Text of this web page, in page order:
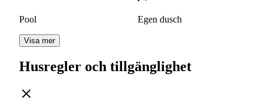
Pool Egen dusch
Visa mer
Husregler och tillgänglighet